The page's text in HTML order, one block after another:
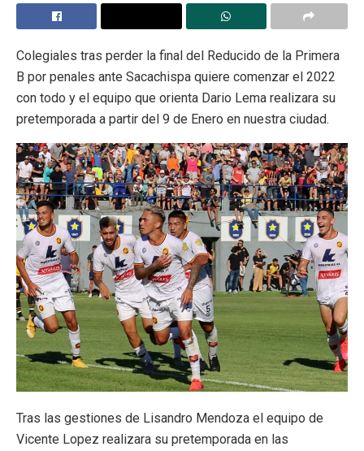
Colegiales tras perder la final del Reducido de la Primera
B por penales ante Sacachispa quiere comenzar el 2022
con todo y el equipo que orienta Dario Lema realizara su
pretemporada a partir del 9 de Enero en nuestra ciudad.
Tras las gestiones de Lisandro Mendoza el equipo de
Vicente Lopez realizara su pretemporada en las